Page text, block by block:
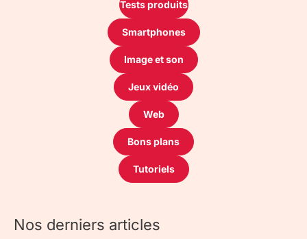
Tests produits
Smartphones
Image et son
Jeux vidéo
Web
Bons plans
Tutoriels
Nos derniers articles